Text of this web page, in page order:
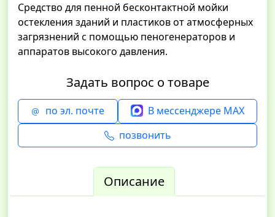
Средство для пенной бесконтактной мойки
остекления зданий и пластиков от атмосферных
загрязнений с помощью пеногенераторов и
аппаратов высокого давления.
Задать вопрос о товаре
по эл. почте
В мессенджере MAX
позвонить
Описание